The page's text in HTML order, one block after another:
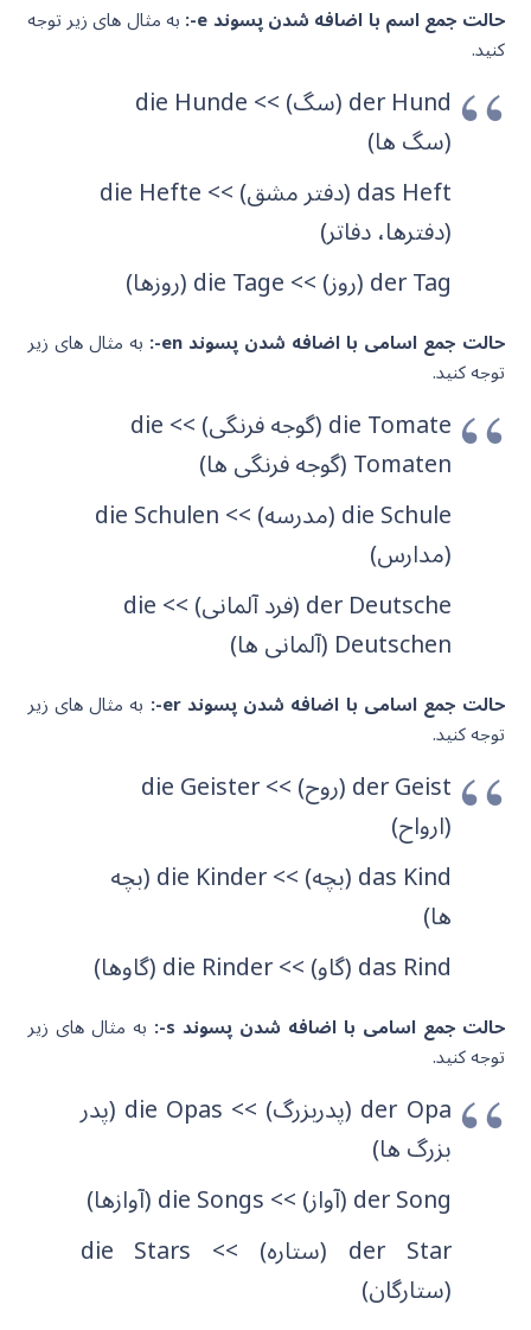
حالت جمع اسم با اضافه شدن پسوند e-:
به مثال های زیر توجه
کنید.
der Hund (سگ) >> die Hund
e
(سگ ها)
das Heft (دفتر مشق) >> die Heft
e
(دفترها، دفاتر)
der Tag (روز) >> die Tag
e (روزها)
حالت جمع اسامی با اضافه شدن پسوند en-: به مثال های زیر
توجه کنید.
die Tomate (گوجه فرنگی) >> die
Tomaten (گوجه فرنگی ها)
die Schule (مدرسه) >> die Schule
n
(مدارس)
der Deutsche (فرد آلمانی) >> die
Deutschen (آلمانی ها)
حالت جمع اسامی با اضافه شدن پسوند er-: به مثال های زیر
توجه کنید.
der Geist (روح) >> die Geist
er
(ارواح)
das Kind (بچه) >> die Kind
er (بچه
ها)
das Rind (گاو) >> die Rind
er (گاوها)
حالت جمع اسامی با اضافه شدن پسوند s-: به مثال های زیر
توجه کنید.
der Opa (پدربزرگ) >> die Opa
s (پدر
بزرگ ها)
der Song (آواز) >> die Song
s (آوازها)
der Star (ستاره) >> die Star
s
(ستارگان)